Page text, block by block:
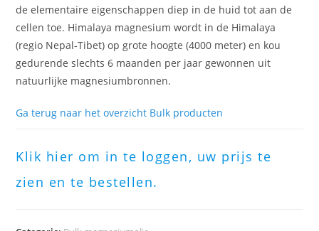
de elementaire eigenschappen diep in de huid tot aan de
cellen toe. Himalaya magnesium wordt in de Himalaya
(regio Nepal-Tibet) op grote hoogte (4000 meter) en kou
gedurende slechts 6 maanden per jaar gewonnen uit
natuurlijke magnesiumbronnen.
Ga terug naar het overzicht Bulk producten
Klik hier om in te loggen, uw prijs te
zien en te bestellen.